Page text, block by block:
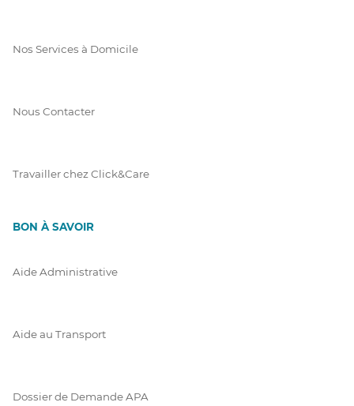
Nos Services à Domicile
Nous Contacter
Travailler chez Click&Care
BON À SAVOIR
Aide Administrative
Aide au Transport
Dossier de Demande APA